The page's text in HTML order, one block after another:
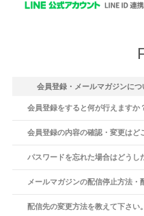
会員登録・メールマガジンにつ
会員登録をすると何が行えますか
会員登録の内容の確認・変更はど
パスワードを忘れた場合はどうし
メールマガジンの配信停止方法・
配信先の変更方法を教えて下さい。